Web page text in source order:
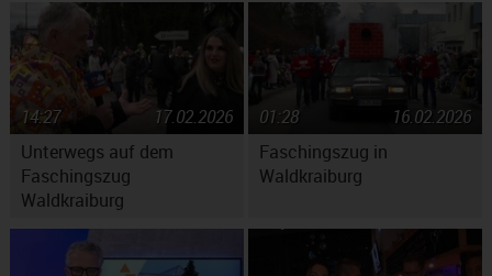
Unterwegs auf dem
Faschingszug
Waldkraiburg
17.02.2026
14:27
Faschingszug in
Waldkraiburg
16.02.2026
01:28